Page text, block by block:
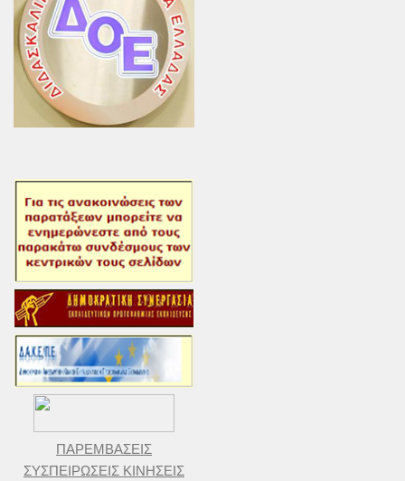
ΠΑΡΕΜΒΑΣΕΙΣ
ΣΥΣΠΕΙΡΩΣΕΙΣ ΚΙΝΗΣΕΙΣ